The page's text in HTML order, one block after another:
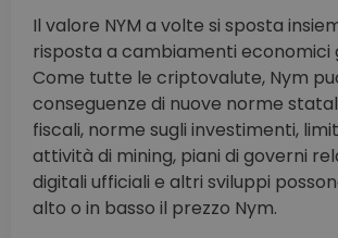
Il valore NYM a volte si sposta
risposta a cambiamenti economici
Come tutte le criptovalute, Nym
conseguenze di nuove norme
fiscali, norme sugli investimenti,
attività di mining, piani di governi
digitali ufficiali e altri sviluppi
alto o in basso il prezzo Nym.